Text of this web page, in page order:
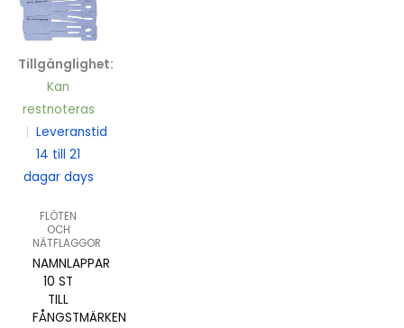
Tillgänglighet:
Kan
restnoteras
| Leveranstid
14 till 21
dagar days
FLÖTEN
OCH
NÄTFLAGGOR
NAMNLAPPAR
10 ST
TILL
FÅNGSTMÄRKEN